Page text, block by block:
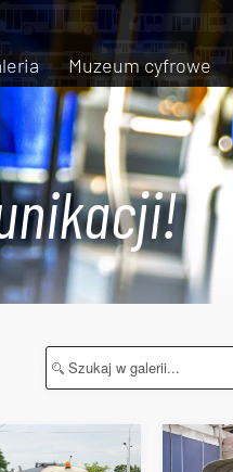
Muzeum cyfrowe